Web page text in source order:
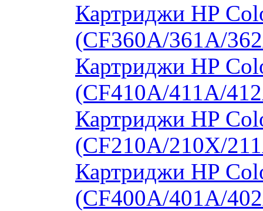
Картриджи HP
(CF360A/361A/
Картриджи HP
(CF410A/411A/
Картриджи HP
(CF210A/210X/
Картриджи HP
(CF400A/401A/